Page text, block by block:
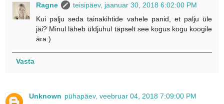
Ragne
teisipäev, jaanuar 30, 2018 6:02:00 PM
Kui palju seda tainakihtide vahele panid, et palju üle
jäi? Minul läheb üldjuhul täpselt see kogus kogu koogile
ära:)
Vasta
Unknown pühapäev, veebruar 04, 2018 7:09:00 PM